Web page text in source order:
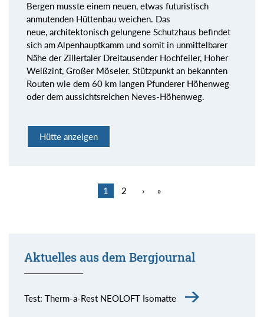
Bergen musste einem neuen, etwas futuristisch
anmutenden Hüttenbau weichen. Das
neue, architektonisch gelungene Schutzhaus befindet
sich am Alpenhauptkamm und somit in unmittelbarer
Nähe der Zillertaler Dreitausender Hochfeiler, Hoher
Weißzint, Großer Möseler. Stützpunkt an bekannten
Routen wie dem 60 km langen Pfunderer Höhenweg
oder dem aussichtsreichen Neves-Höhenweg.
Hütte anzeigen
1 2 › »
Aktuelles aus dem Bergjournal
Test: Therm-a-Rest NEOLOFT Isomatte